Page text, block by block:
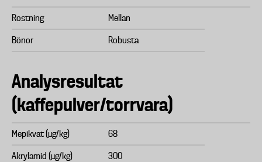
Rostning Mellan
Bönor Robusta
Analysresultat
(kaffepulver/torrvara)
Mepikvat (µg/kg) 68
Akrylamid (µg/kg) 300